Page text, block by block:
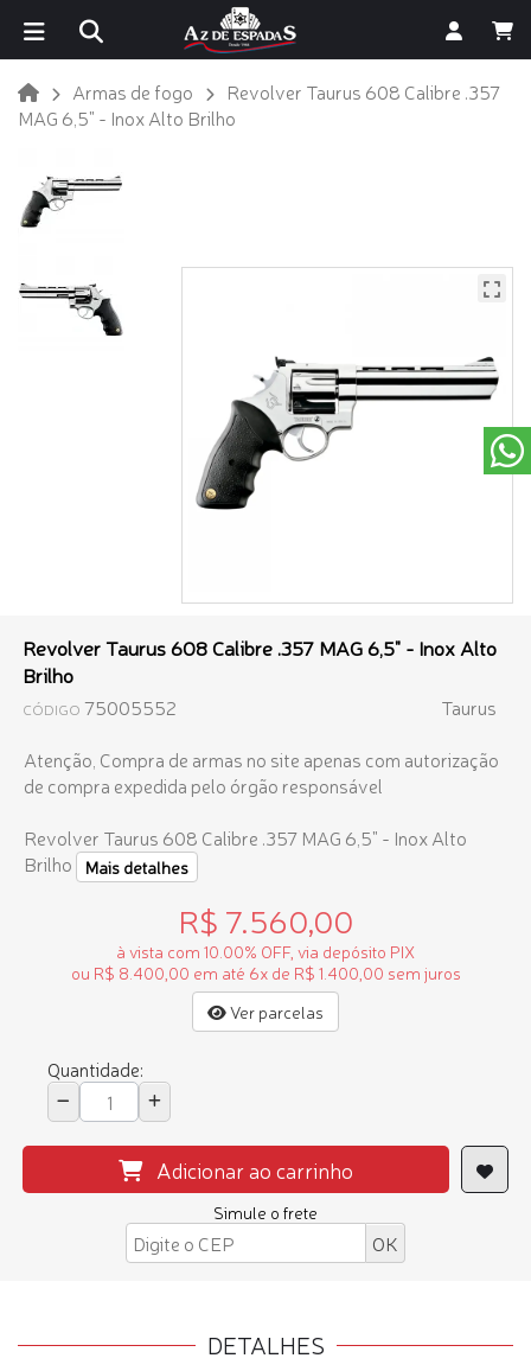
Armas de fogo
Revolver Taurus 608 Calibre .357
MAG 6,5" - Inox Alto Brilho
Revolver Taurus 608 Calibre .357 MAG 6,5" - Inox Alto
Brilho
CÓDIGO 75005552
Taurus
Atenção, Compra de armas no site apenas com autorização
de compra expedida pelo órgão responsável
Revolver Taurus 608 Calibre .357 MAG 6,5" - Inox Alto
Brilho
Mais detalhes
R$ 7.560,00
à vista com 10.00% OFF, via depósito PIX
ou R$ 8.400,00 em até 6x de R$ 1.400,00 sem juros
Ver parcelas
Quantidade:
Adicionar ao carrinho
Simule o frete
DETALHES